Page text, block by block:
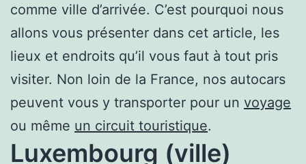
comme ville d’arrivée. C’est pourquoi nous
allons vous présenter dans cet article, les
lieux et endroits qu’il vous faut à tout pris
visiter. Non loin de la France, nos autocars
peuvent vous y transporter pour un voyage
ou même un circuit touristique.
Luxembourg (ville)